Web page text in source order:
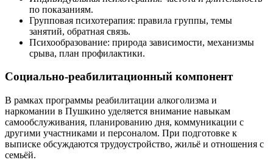
по показаниям.
Групповая психотерапия: правила группы, темы
занятий, обратная связь.
Психообразование: природа зависимости, механизмы
срыва, план профилактики.
Социально-реабилитационный компонент
В рамках программы реабилитации алкоголизма и
наркомании в Пушкино уделяется внимание навыкам
самообслуживания, планированию дня, коммуникации с
другими участниками и персоналом. При подготовке к
выписке обсуждаются трудоустройство, жильё и отношения с
семьёй.